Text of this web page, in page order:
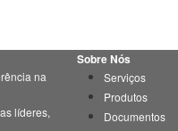
na
líderes,
Sobre Nós
Serviços
Produtos
Documentos